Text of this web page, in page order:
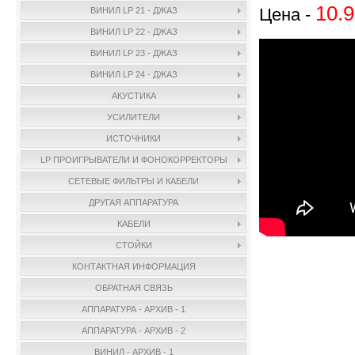
ВИНИЛ LP 21 - ДЖАЗ
ВИНИЛ LP 22 - ДЖАЗ
ВИНИЛ LP 23 - ДЖАЗ
ВИНИЛ LP 24 - ДЖАЗ
АКУСТИКА
УСИЛИТЕЛИ
ИСТОЧНИКИ
LP ПРОИГРЫВАТЕЛИ И ФОНОКОРРЕКТОРЫ
СЕТЕВЫЕ ФИЛЬТРЫ И КАБЕЛИ
ДРУГАЯ АППАРАТУРА
КАБЕЛИ
СТОЙКИ
КОНТАКТНАЯ ИНФОРМАЦИЯ
ОБРАТНАЯ СВЯЗЬ
АППАРАТУРА - АРХИВ - 1
АППАРАТУРА - АРХИВ - 2
ВИНИЛ - АРХИВ - 1
Цена -